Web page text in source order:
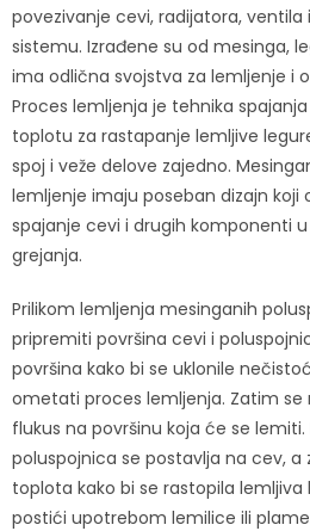
povezivanje cevi, radijatora,
sistemu. Izrađene su od mesinga,
ima odlična svojstva za lemljenje i
Proces lemljenja je tehnika
toplotu za rastapanje lemljive
spoj i veže delove zajedno.
lemljenje imaju poseban dizajn koji
spajanje cevi i drugih komponenti
grejanja.
Prilikom lemljenja mesinganih
pripremiti površina cevi i
površina kako bi se uklonile
ometati proces lemljenja. Zatim se
flukus na površinu koja će se
poluspojnica se postavlja na cev,
toplota kako bi se rastopila lemljiva
postići upotrebom lemilice ili